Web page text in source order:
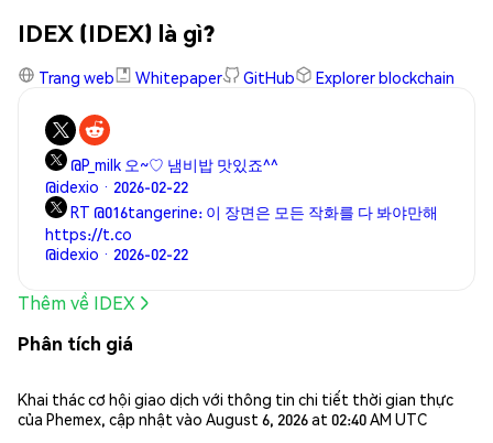
IDEX (IDEX) là gì?
Trang web Whitepaper GitHub Explorer blockchain
@P_milk 오~♡ 냄비밥 맛있죠^^
@idexio · 2026-02-22
RT @016tangerine: 이 장면은 모든 작화를 다 봐야만해
https://t.co
@idexio · 2026-02-22
Thêm về IDEX
Phân tích giá
Khai thác cơ hội giao dịch với thông tin chi tiết thời gian thực
của Phemex, cập nhật vào August 6, 2026 at 02:40 AM UTC